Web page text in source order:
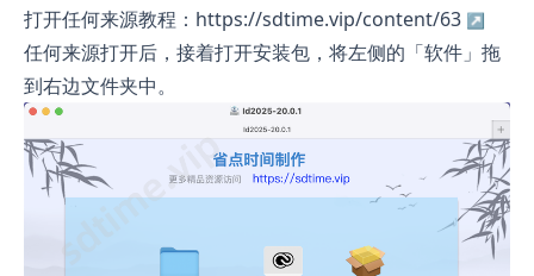
打开任何来源教程：https://sdtime.vip/content/63
任何来源打开后，接着打开安装包，将左侧的「软件」拖
到右边文件夹中。